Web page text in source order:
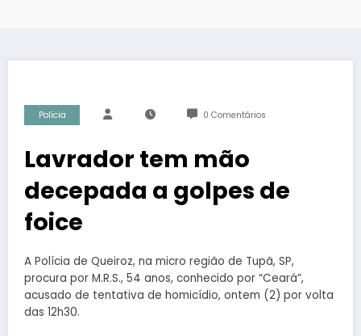
Polícia 0 Comentários
Lavrador tem mão
decepada a golpes de
foice
A Polícia de Queiroz, na micro região de Tupã, SP,
procura por M.R.S., 54 anos, conhecido por “Ceará”,
acusado de tentativa de homicídio, ontem (2) por volta
das 12h30.